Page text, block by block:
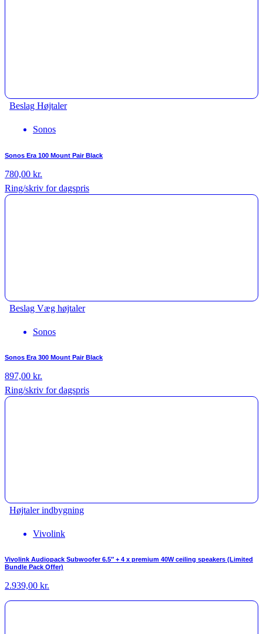
Beslag Højtaler
Sonos
Sonos Era 100 Mount Pair Black
780,00 kr.
Ring/skriv for dagspris
Beslag Væg højtaler
Sonos
Sonos Era 300 Mount Pair Black
897,00 kr.
Ring/skriv for dagspris
Højtaler indbygning
Vivolink
Vivolink Audiopack Subwoofer 6.5″ + 4 x premium 40W ceiling speakers (Limited
Bundle Pack Offer)
2.939,00 kr.